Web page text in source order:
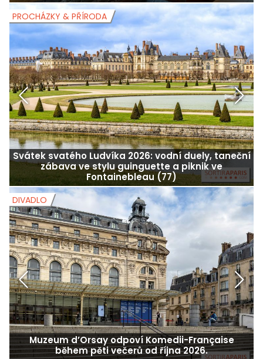
Svátek svatého Ludvíka 2026: vodní duely, taneční
zábava ve stylu guinguette a piknik ve
Fontainebleau (77)
PROCHÁZKY & PŘÍRODA
Muzeum d’Orsay odpoví Komedii-Française
během pěti večerů od října 2026.
DIVADLO